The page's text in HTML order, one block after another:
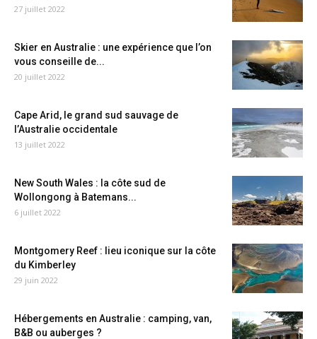
27 juillet 2022
Skier en Australie : une expérience que l’on
vous conseille de...
20 juillet 2022
Cape Arid, le grand sud sauvage de
l’Australie occidentale
13 juillet 2022
New South Wales : la côte sud de
Wollongong à Batemans...
6 juillet 2022
Montgomery Reef : lieu iconique sur la côte
du Kimberley
29 juin 2022
Hébergements en Australie : camping, van,
B&B ou auberges ?